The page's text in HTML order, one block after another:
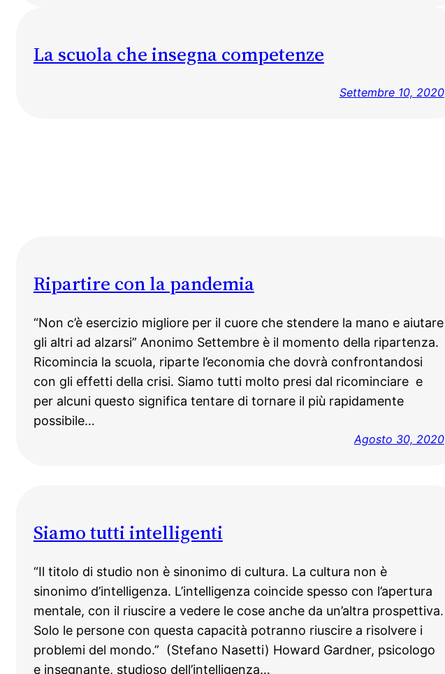
La scuola che insegna competenze
Settembre 10, 2020
Ripartire con la pandemia
“Non c’è esercizio migliore per il cuore che stendere la mano e aiutare
gli altri ad alzarsi” Anonimo Settembre è il momento della ripartenza.
Ricomincia la scuola, riparte l’economia che dovrà confrontandosi
con gli effetti della crisi. Siamo tutti molto presi dal ricominciare e
per alcuni questo significa tentare di tornare il più rapidamente
possibile…
Agosto 30, 2020
Siamo tutti intelligenti
“Il titolo di studio non è sinonimo di cultura. La cultura non è
sinonimo d’intelligenza. L’intelligenza coincide spesso con l’apertura
mentale, con il riuscire a vedere le cose anche da un’altra prospettiva.
Solo le persone con questa capacità potranno riuscire a risolvere i
problemi del mondo.” (Stefano Nasetti) Howard Gardner, psicologo
e insegnante, studioso dell’intelligenza…